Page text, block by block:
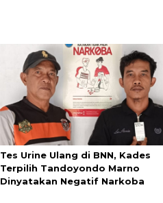
Tes Urine Ulang di BNN, Kades
Terpilih Tandoyondo Marno
Dinyatakan Negatif Narkoba